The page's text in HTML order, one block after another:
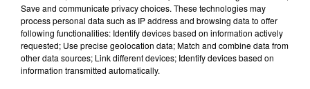
A lire aussi
Save and communicate privacy choices. These technologies may
process personal data such as IP address and browsing data to offer
following functionalities: Identify devices based on information actively
requested; Use precise geolocation data; Match and combine data from
other data sources; Link different devices; Identify devices based on
information transmitted automatically.